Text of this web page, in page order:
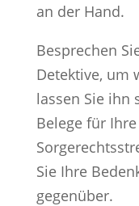
an der Hand.
Besprechen
Detektive, um
lassen Sie ihn
Belege für
Sie Ihre
gegenüber.